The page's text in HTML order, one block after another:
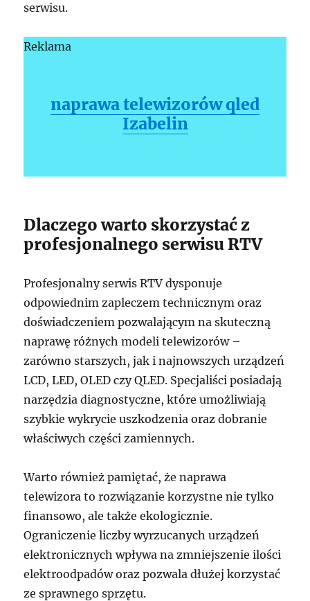
serwisu.
Reklama
naprawa telewizorów qled
Izabelin
Dlaczego warto skorzystać z
profesjonalnego serwisu RTV
Profesjonalny serwis RTV dysponuje
odpowiednim zapleczem technicznym oraz
doświadczeniem pozwalającym na skuteczną
naprawę różnych modeli telewizorów –
zarówno starszych, jak i najnowszych urządzeń
LCD, LED, OLED czy QLED. Specjaliści posiadają
narzędzia diagnostyczne, które umożliwiają
szybkie wykrycie uszkodzenia oraz dobranie
właściwych części zamiennych.
Warto również pamiętać, że naprawa
telewizora to rozwiązanie korzystne nie tylko
finansowo, ale także ekologicznie.
Ograniczenie liczby wyrzucanych urządzeń
elektronicznych wpływa na zmniejszenie ilości
elektroodpadów oraz pozwala dłużej korzystać
ze sprawnego sprzętu.